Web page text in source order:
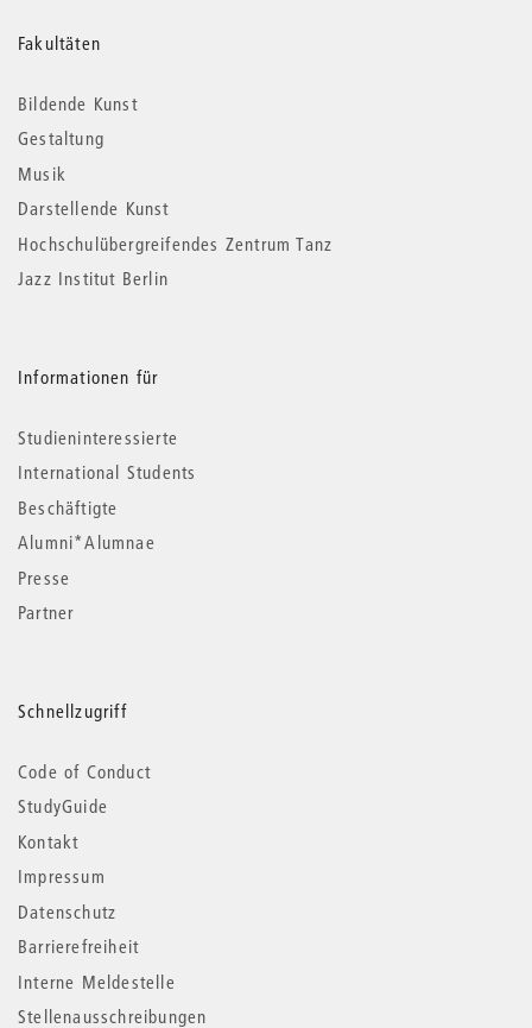
Weitere
Informationen
Fakultäten
Bildende Kunst
Gestaltung
Musik
Darstellende Kunst
Hochschulübergreifendes Zentrum Tanz
Jazz Institut Berlin
Informationen für
Studieninteressierte
International Students
Beschäftigte
Alumni*Alumnae
Presse
Partner
Schnellzugriff
Code of Conduct
StudyGuide
Kontakt
Impressum
Datenschutz
Barrierefreiheit
Interne Meldestelle
Stellenausschreibungen